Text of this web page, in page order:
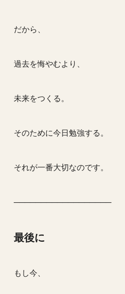
だから、
過去を悔やむより、
未来をつくる。
そのために今日勉強する。
それが一番大切なのです。
──────────────────
最後に
もし今、